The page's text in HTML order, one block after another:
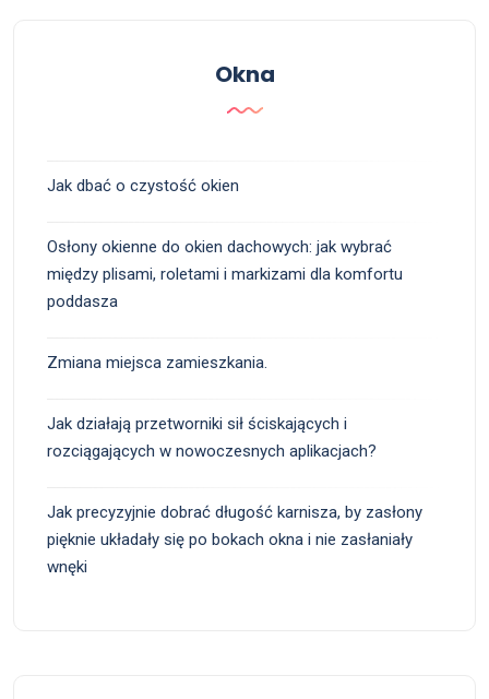
Okna
Jak dbać o czystość okien
Osłony okienne do okien dachowych: jak wybrać
między plisami, roletami i markizami dla komfortu
poddasza
Zmiana miejsca zamieszkania.
Jak działają przetworniki sił ściskających i
rozciągających w nowoczesnych aplikacjach?
Jak precyzyjnie dobrać długość karnisza, by zasłony
pięknie układały się po bokach okna i nie zasłaniały
wnęki